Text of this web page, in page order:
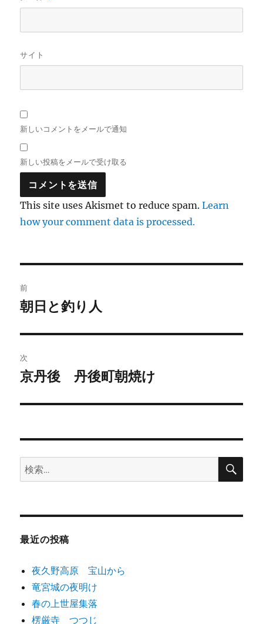
サイト
新しいコメントをメールで通知
新しい投稿をメールで受け取る
This site uses Akismet to reduce spam.Learn
how your comment data is processed.
稿
ビ
ゲ
ー
ン
前
前
投
稿:
朝日と釣り人
次
次
投
京丹後 丹後町朝焼け
検
索:
検
最近の投稿
夜久野高原 宝山から
竜宮城の夜明け
春の上世屋集落
楞厳寺 つつじ